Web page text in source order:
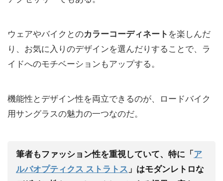
ウェアやバイクとのカラーコーディネート を楽しんだ
り、お気に入りのデザインを選んだりすることで、ラ
イドへのモチベーションもアップする。
機能性とデザイン性を両立できるのが、ロードバイク
用サングラスの魅力の一つなのだ。
筆者もファッション性を重視していて、特に「ア
ルバオプティクス ストラトス 」はモダンレトロな